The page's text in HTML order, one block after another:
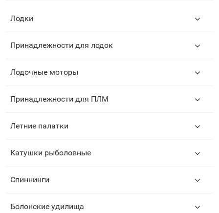
Лодки
Принадлежности для лодок
Лодочные моторы
Принадлежности для ПЛМ
Летние палатки
Катушки рыболовные
Спиннинги
Болонские удилища